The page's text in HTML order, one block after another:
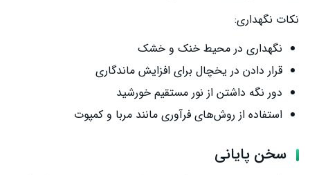
نکات نگهداری:
نگهداری در محیط خنک و خشک
قرار دادن در یخچال برای افزایش ماندگاری
دور نگه داشتن از نور مستقیم خورشید
استفاده از روش‌های فرآوری مانند مربا و کمپوت
سخن پایانی